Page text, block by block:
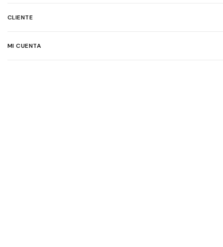
CLIENTE
MI CUENTA